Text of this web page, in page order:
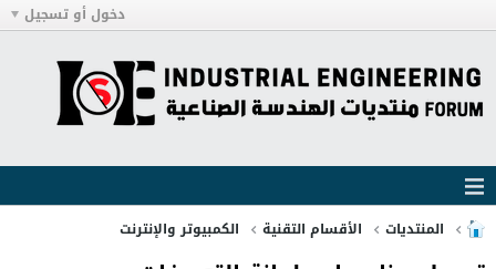
دخول أو تسجيل
المنتديات الأقسام التقنية الكمبيوتر والإنترنت